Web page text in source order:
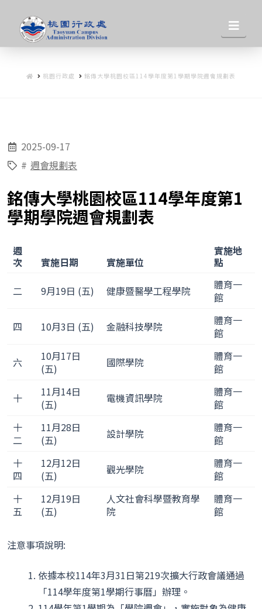
桃
園
政
處
HOME桃園行政處 銘傳大學桃園校區114學年度第1學期學院週會規劃表
2025-09-17
# 週會規劃表
銘傳大學桃園校區114學年度第1
學期學院週會規劃表
週
次
實施日期 實施單位
實施地
點
二 9月19日 (五) 健康暨醫學工程學院
體育一
館
四 10月3日 (五) 金融科技學院
體育一
館
六
10月17日
(五)
國際學院
體育一
館
十
11月14日
(五)
電機資訊學院
體育一
館
十
二
11月28日
(五)
設計學院
體育一
館
十
四
12月12日
(五)
觀光學院
體育一
館
十
五
12月19日
(五)
人文社會科學暨教育學
院
體育一
館
注意事項說明:
依據本校114年3月31日第219次擴大行政會議通過
「114學年度第1學期行事曆」辦理。